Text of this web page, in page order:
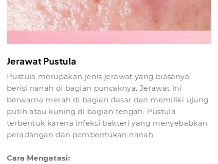
Jerawat Pustula
Pustula merupakan jenis jerawat yang biasanya
berisi nanah di bagian puncaknya. Jerawat ini
berwarna merah di bagian dasar dan memiliki ujung
putih atau kuning di bagian tengah. Pustula
terbentuk karena infeksi bakteri yang menyebabkan
peradangan dan pembentukan nanah.
Cara Mengatasi: